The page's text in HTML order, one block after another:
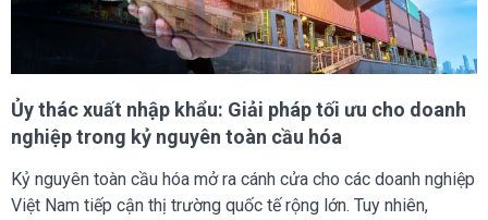
Ủy thác xuất nhập khẩu: Giải pháp tối ưu cho doanh
nghiệp trong kỷ nguyên toàn cầu hóa
Kỷ nguyên toàn cầu hóa mở ra cánh cửa cho các doanh nghiệp
Việt Nam tiếp cận thị trường quốc tế rộng lớn. Tuy nhiên,